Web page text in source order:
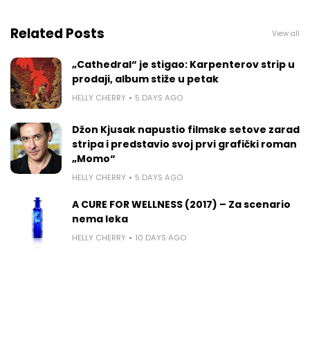
Related Posts View all
„Cathedral“ je stigao: Karpenterov strip u
prodaji, album stiže u petak
HELLY CHERRY 5 DAYS AGO
Džon Kjusak napustio filmske setove zarad
stripa i predstavio svoj prvi grafički roman
„Momo“
HELLY CHERRY 5 DAYS AGO
A CURE FOR WELLNESS (2017) – Za scenario
nema leka
HELLY CHERRY 10 DAYS AGO